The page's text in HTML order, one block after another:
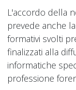
L'accordo della
prevede anche
formativi svolti
finalizzati alla
informatiche
professione